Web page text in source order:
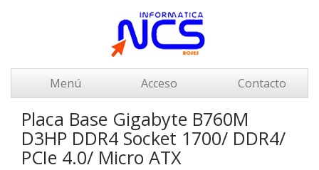
Menú Acceso Contacto
Placa Base Gigabyte B760M
D3HP DDR4 Socket 1700/ DDR4/
PCIe 4.0/ Micro ATX